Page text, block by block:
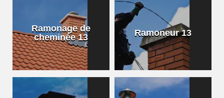
Ramonage de
cheminée 13
Ramoneur 13